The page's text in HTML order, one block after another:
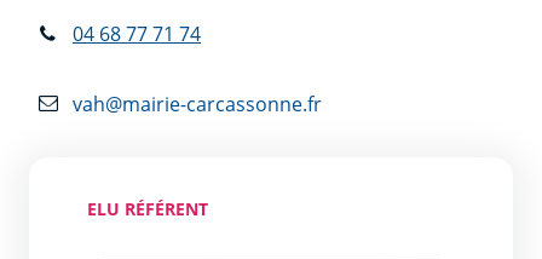
04 68 77 71 74
vah@mairie-carcassonne.fr
ELU RÉFÉRENT